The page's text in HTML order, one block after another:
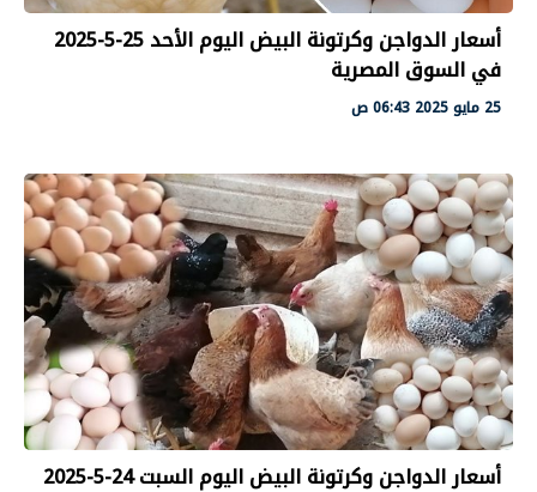
أسعار الدواجن وكرتونة البيض اليوم الأحد 25-5-2025
في السوق المصرية
25 مايو 2025 06:43 ص
أسعار الدواجن وكرتونة البيض اليوم السبت 24-5-2025